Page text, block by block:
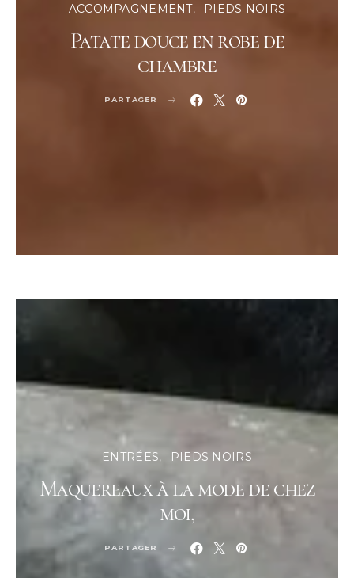
ACCOMPAGNEMENT PIEDS NOIRS
Patate douce en robe de
chambre
PARTAGER
ENTRÉES PIEDS NOIRS
Maquereaux à la mode de chez
moi,
PARTAGER